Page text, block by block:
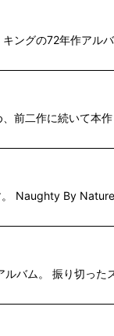
ングの72年作アル
前二作に続いて本
。 Naughty By
バム。 振り切った